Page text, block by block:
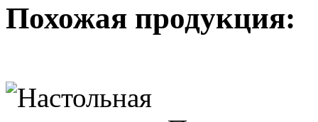
Похожая продукция: